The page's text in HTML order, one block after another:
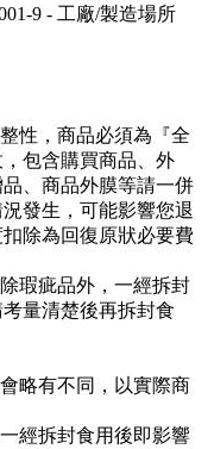
9 - 工廠/製造場所
性，商品必須為『全
包含購買商品、外
、商品外膜等請一併
發生，可能影響您退
除為回復原狀必要費
瑕疵品外，一經拆封
量清楚後再拆封食
略有不同，以實際商
經拆封食用後即影響